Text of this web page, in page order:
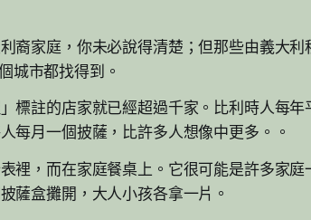
裔家庭，你未必說得清楚；但那些由義大利
市都找得到。
標註的店家就已經超過千家。比利時人每
每月一個披薩，比許多人想像中更多。。
裡，而在家庭餐桌上。它很可能是許多家庭
薩盒攤開，大人小孩各拿一片。